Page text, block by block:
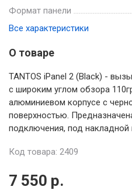
Формат панели
Все характеристики
О товаре
TANTOS iPanel 2 (Black) -
с широким углом обзора
алюминиевом корпусе с
поверхностью.
подключения, под накладной
Код товара: 2409
7 550 р.